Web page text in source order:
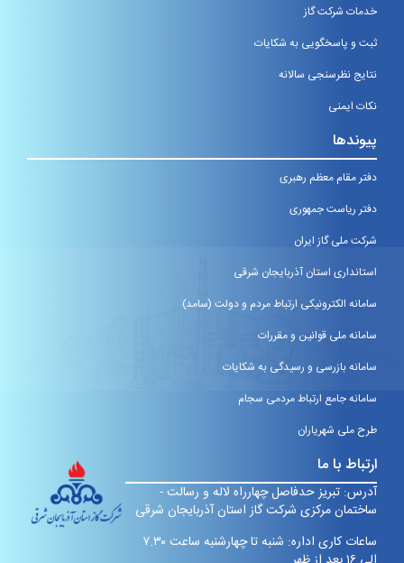
خدمات شرکت گاز
ثبت و پاسخگویی به شکایات
نتایج نظرسنجی سالانه
نکات ایمنی
پیوندها
دفتر مقام معظم رهبری
دفتر ریاست جمهوری
شرکت ملی گاز ایران
استانداری استان آذربایجان شرقی
سامانه الکترونیکی ارتباط مردم و دولت (سامد)
سامانه ملی قوانین و مقررات
سامانه بازرسی و رسیدگی به شکایات
سامانه جامع ارتباط مردمی سجام
طرح ملی شهریاران
ارتباط با ما
آدرس: تبریز حدفاصل چهارراه لاله و رسالت -
ساختمان مرکزی شرکت گاز استان آذربایجان شرقی
ساعات کاری اداره: شنبه تا چهارشنبه ساعت ۷.۳۰